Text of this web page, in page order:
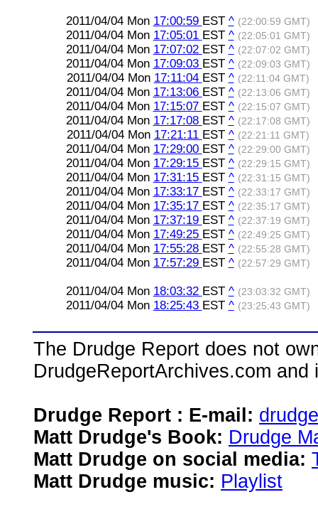
2011/04/04 Mon 17:00:59 EST ^ (22:00:59 GMT)
2011/04/04 Mon 17:05:01 EST ^ (22:05:01 GMT)
2011/04/04 Mon 17:07:02 EST ^ (22:07:02 GMT)
2011/04/04 Mon 17:09:03 EST ^ (22:09:03 GMT)
2011/04/04 Mon 17:11:04 EST ^ (22:11:04 GMT)
2011/04/04 Mon 17:13:06 EST ^ (22:13:06 GMT)
2011/04/04 Mon 17:15:07 EST ^ (22:15:07 GMT)
2011/04/04 Mon 17:17:08 EST ^ (22:17:08 GMT)
2011/04/04 Mon 17:21:11 EST ^ (22:21:11 GMT)
2011/04/04 Mon 17:29:00 EST ^ (22:29:00 GMT)
2011/04/04 Mon 17:29:15 EST ^ (22:29:15 GMT)
2011/04/04 Mon 17:31:15 EST ^ (22:31:15 GMT)
2011/04/04 Mon 17:33:17 EST ^ (22:33:17 GMT)
2011/04/04 Mon 17:35:17 EST ^ (22:35:17 GMT)
2011/04/04 Mon 17:37:19 EST ^ (22:37:19 GMT)
2011/04/04 Mon 17:49:25 EST ^ (22:49:25 GMT)
2011/04/04 Mon 17:55:28 EST ^ (22:55:28 GMT)
2011/04/04 Mon 17:57:29 EST ^ (22:57:29 GMT)
2011/04/04 Mon 18:03:32 EST ^ (23:03:32 GMT)
2011/04/04 Mon 18:25:43 EST ^ (23:25:43 GMT)
The Drudge Report does not
DrudgeReportArchives.com
Drudge Report : E-mail:
Matt Drudge's Book: Drudge
Matt Drudge on social media:
Matt Drudge music: Playlist